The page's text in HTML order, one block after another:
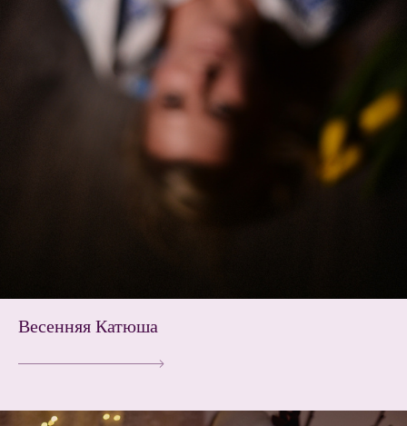
Весенняя Катюша